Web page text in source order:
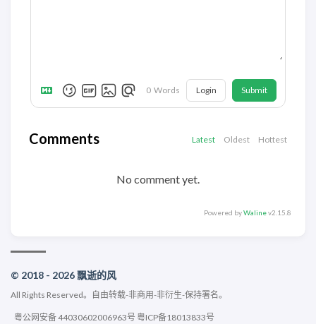
0 Words Login Submit
Comments Latest Oldest Hottest
No comment yet.
Powered byWalinev2.15.8
© 2018 - 2026 飘逝的风
All Rights Reserved。 自由转载-非商用-非衍生-保持署名。
粤公网安备 44030602006963号 粤ICP备18013833号